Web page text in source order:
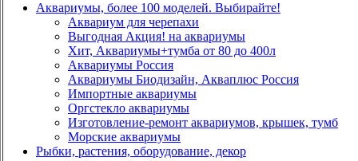
Аквариумы, более 100 моделей. Выбирайте!
Аквариум для черепахи
Выгодная Акция! на аквариумы
Хит, Аквариумы+тумба от 80 до 400л
Аквариумы Россия
Аквариумы Биодизайн, Акваплюс Россия
Импортные аквариумы
Оргстекло аквариумы
Изготовление-ремонт аквариумов, крышек, тумб
Морские аквариумы
Рыбки, растения, оборудование, декор